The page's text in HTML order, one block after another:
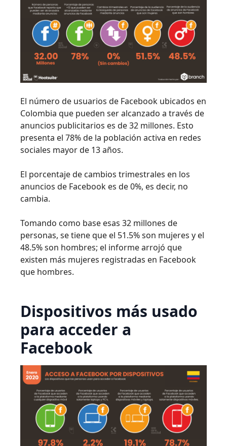
El número de usuarios de Facebook ubicados en
Colombia que pueden ser alcanzado a través de
anuncios publicitarios es de 32 millones. Esto
presenta el 78% de la población activa en redes
sociales mayor de 13 años.
El porcentaje de cambios trimestrales en los
anuncios de Facebook es de 0%, es decir, no
cambia.
Tomando como base esas 32 millones de
personas, se tiene que el 51.5% son mujeres y el
48.5% son hombres; el informe arrojó que
existen más mujeres registradas en Facebook
que hombres.
Dispositivos más usado
para acceder a
Facebook